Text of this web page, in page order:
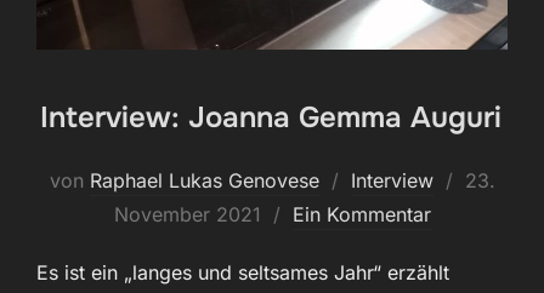
Interview: Joanna Gemma Auguri
von Raphael Lukas Genovese Interview
23.
November 2021
Ein Kommentar
Es ist ein „langes und seltsames Jahr“ erzählt